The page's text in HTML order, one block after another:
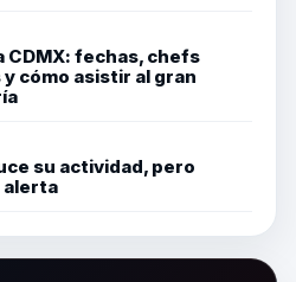
CDMX: fechas, chefs
cómo asistir al gran
su actividad, pero
alerta